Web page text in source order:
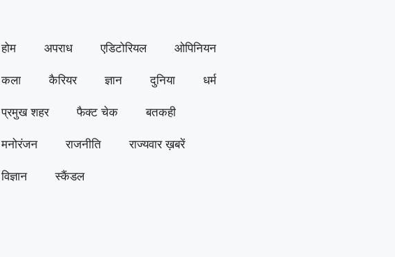
होम अपराध एडिटोरियल ओपिनियन
कला कैरियर ज्ञान दुनिया धर्म
प्रमुख शहर फैक्ट चेक बतकही
मनोरंजन राजनीति राज्यवार ख़बरें
विज्ञान स्कैंडल